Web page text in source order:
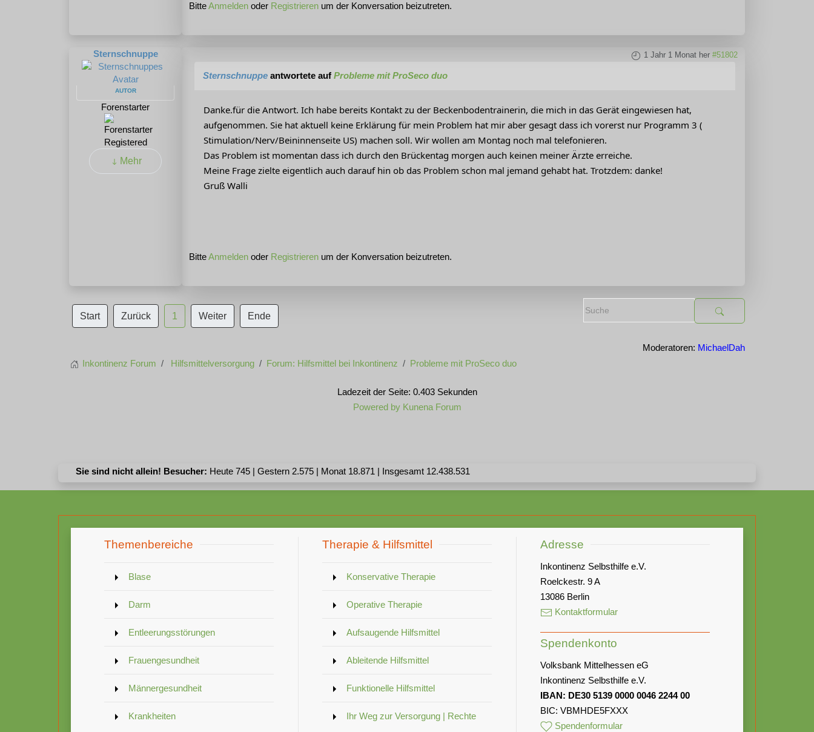
BitteAnmelden oder Registrieren um der Konversation beizutreten.
Sternschnuppe
AUTOR
Forenstarter
Registered
Mehr
1 Jahr 1 Monat her #51802
Sternschnuppe antwortete auf Probleme mit ProSeco duo
Danke.für die Antwort. Ich habe bereits Kontakt zu der Beckenbodentrainerin, die mich in das Gerät eingewiesen hat,
aufgenommen. Sie hat aktuell keine Erklärung für mein Problem hat mir aber gesagt dass ich vorerst nur Programm 3 (
Stimulation/Nerv/Beininnenseite US) machen soll. Wir wollen am Montag noch mal telefonieren.
Das Problem ist momentan dass ich durch den Brückentag morgen auch keinen meiner Ärzte erreiche.
Meine Frage zielte eigentlich auch darauf hin ob das Problem schon mal jemand gehabt hat. Trotzdem: danke!
Gruß Walli
BitteAnmelden oder Registrieren um der Konversation beizutreten.
Start Zurück 1 Weiter Ende
Moderatoren: MichaelDah
Inkontinenz Forum
Hilfsmittelversorgung Forum: Hilfsmittel bei Inkontinenz Probleme mit ProSeco duo
Ladezeit der Seite: 0.403 Sekunden
Powered by Kunena Forum
Sie sind nicht allein! Besucher: Heute 745 | Gestern 2.575 | Monat 18.871 | Insgesamt 12.438.531
Themenbereiche
Blase
Darm
Entleerungsstörungen
Frauengesundheit
Männergesundheit
Krankheiten
Therapie & Hilfsmittel
Konservative Therapie
Operative Therapie
Aufsaugende Hilfsmittel
Ableitende Hilfsmittel
Funktionelle Hilfsmittel
Ihr Weg zur Versorgung | Rechte
Adresse
Inkontinenz Selbsthilfe e.V.
Roelckestr. 9 A
13086 Berlin
Kontaktformular
Spendenkonto
Volksbank Mittelhessen eG
Inkontinenz Selbsthilfe e.V.
IBAN: DE30 5139 0000 0046 2244 00
BIC: VBMHDE5FXXX
Spendenformular